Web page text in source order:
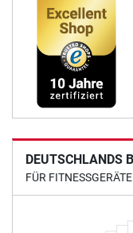
DEUTSCHLANDS
FÜR